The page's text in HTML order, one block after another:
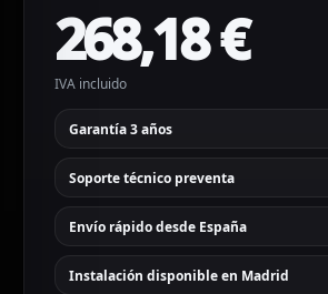
268,18€
IVA incluido
Garantía 3 años
Soporte técnico preventa
Envío rápido desde España
Instalación disponible en Madrid